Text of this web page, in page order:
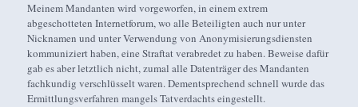
Meinem Mandanten wird vorgeworfen, in einem extrem
abgeschotteten Internetforum, wo alle Beteiligten auch nur unter
Nicknamen und unter Verwendung von Anonymisierungsdiensten
kommuniziert haben, eine Straftat verabredet zu haben. Beweise dafür
gab es aber letztlich nicht, zumal alle Datenträger des Mandanten
fachkundig verschlüsselt waren. Dementsprechend schnell wurde das
Ermittlungsverfahren mangels Tatverdachts eingestellt.